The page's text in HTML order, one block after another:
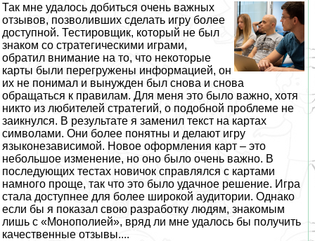
Так мне удалось добиться очень важных
отзывов, позволивших сделать игру более
доступной. Тестировщик, который не был
знаком со стратегическими играми,
обратил внимание на то, что некоторые
карты были перегружены информацией, он
их не понимал и вынужден был снова и снова
обращаться к правилам. Для меня это было важно, хотя
никто из любителей стратегий, о подобной проблеме не
заикнулся. В результате я заменил текст на картах
символами. Они более понятны и делают игру
языконезависимой. Новое оформления карт – это
небольшое изменение, но оно было очень важно. В
последующих тестах новичок справлялся с картами
намного проще, так что это было удачное решение. Игра
стала доступнее для более широкой аудитории. Однако
если бы я показал свою разработку людям, знакомым
лишь с «Монополией», вряд ли мне удалось бы получить
качественные отзывы....